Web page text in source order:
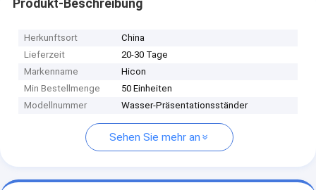
Produkt-Beschreibung
Herkunftsort
China
Lieferzeit
20-30 Tage
Markenname
Hicon
Min Bestellmenge
50 Einheiten
Modellnummer
Wasser-Präsentationsständer
Sehen Sie mehr an